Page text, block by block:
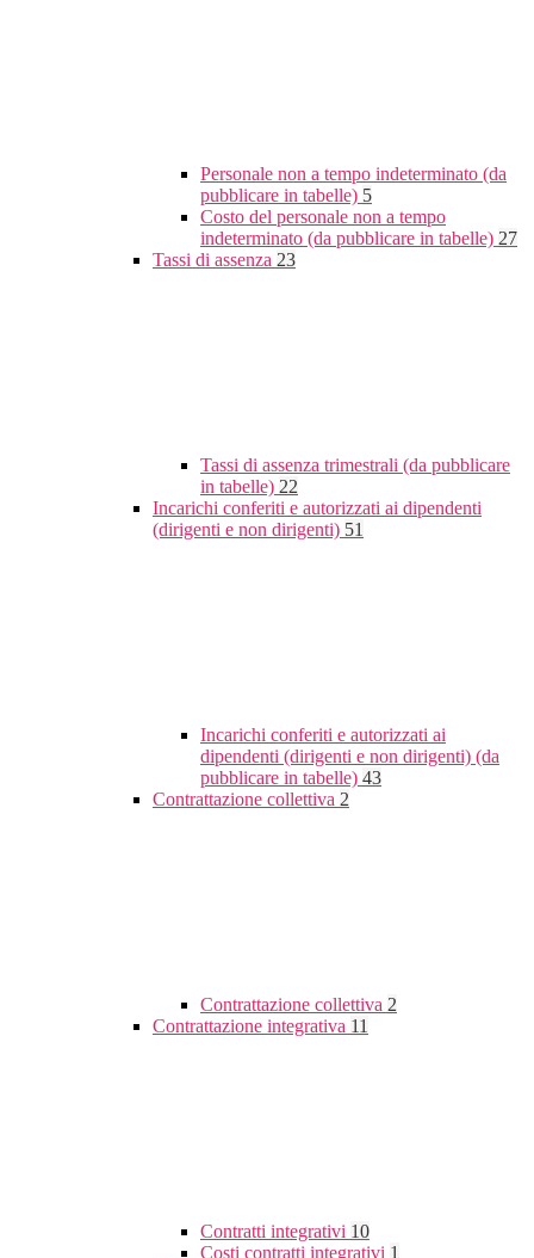
Personale non a tempo indeterminato (da
pubblicare in tabelle) 5
Costo del personale non a tempo
indeterminato (da pubblicare in tabelle) 27
Tassi di assenza 23
Tassi di assenza trimestrali (da pubblicare
in tabelle) 22
Incarichi conferiti e autorizzati ai dipendenti
(dirigenti e non dirigenti) 51
Incarichi conferiti e autorizzati ai
dipendenti (dirigenti e non dirigenti) (da
pubblicare in tabelle) 43
Contrattazione collettiva 2
Contrattazione collettiva 2
Contrattazione integrativa 11
Contratti integrativi 10
Costi contratti integrativi 1